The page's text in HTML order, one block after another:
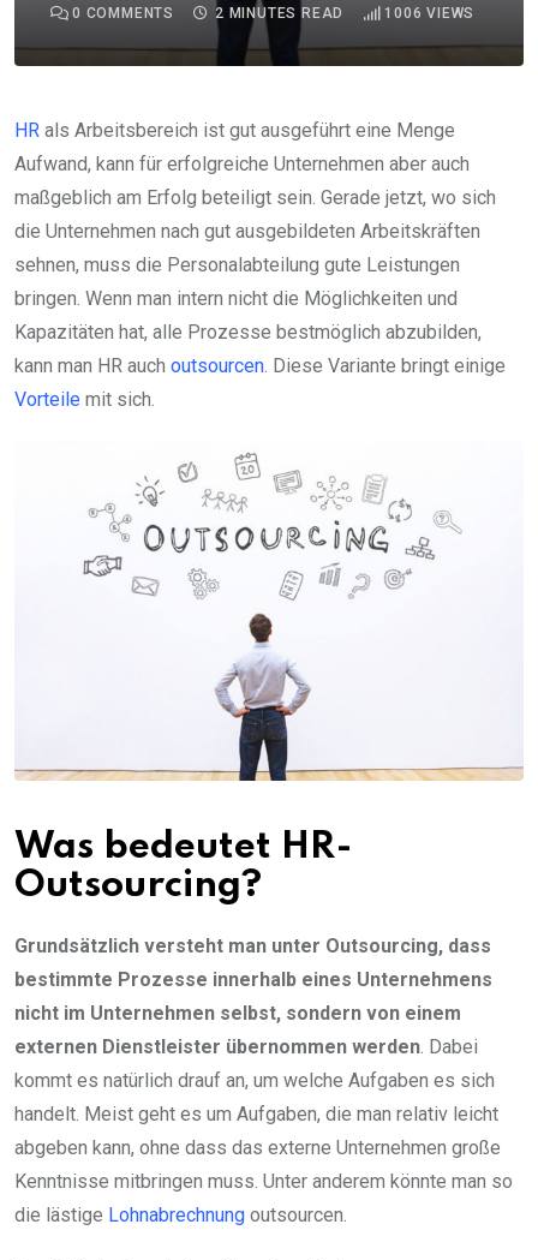
0 COMMENTS 2 MINUTES READ 1006 VIEWS
HR als Arbeitsbereich ist gut ausgeführt eine Menge
Aufwand, kann für erfolgreiche Unternehmen aber auch
maßgeblich am Erfolg beteiligt sein. Gerade jetzt, wo sich
die Unternehmen nach gut ausgebildeten Arbeitskräften
sehnen, muss die Personalabteilung gute Leistungen
bringen. Wenn man intern nicht die Möglichkeiten und
Kapazitäten hat, alle Prozesse bestmöglich abzubilden,
kann man HR auch outsourcen. Diese Variante bringt einige
Vorteile mit sich.
Was bedeutet HR-
Outsourcing?
Grundsätzlich versteht man unter Outsourcing, dass
bestimmte Prozesse innerhalb eines Unternehmens
nicht im Unternehmen selbst, sondern von einem
externen Dienstleister übernommen werden. Dabei
kommt es natürlich drauf an, um welche Aufgaben es sich
handelt. Meist geht es um Aufgaben, die man relativ leicht
abgeben kann, ohne dass das externe Unternehmen große
Kenntnisse mitbringen muss. Unter anderem könnte man so
die lästige Lohnabrechnung outsourcen.